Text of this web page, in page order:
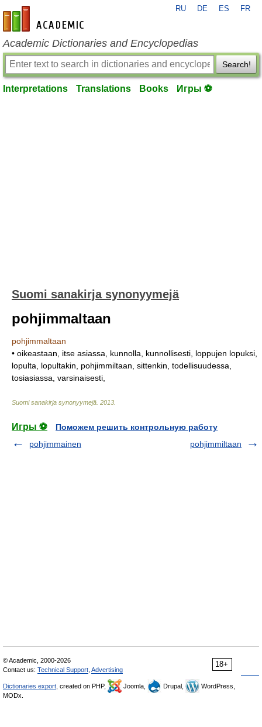
en-academic.com
RU DE ES FR
Academic Dictionaries and Encyclopedias
Search!
Interpretations Translations Books Игры ⚽
Suomi sanakirja synonyymejä
pohjimmaltaan
pohjimmaltaan
• oikeastaan, itse asiassa, kunnolla, kunnollisesti, loppujen lopuksi,
lopulta, lopultakin, pohjimmiltaan, sittenkin, todellisuudessa,
tosiasiassa, varsinaisesti,
Suomi sanakirja synonyymejä 2013
Игры ⚽
Поможем решить контрольную работу
pohjimmainen
pohjimmiltaan
18+
© Academic, 2000-2026
Contact us: Technical Support Advertising
Dictionaries export , created on PHP, Joomla, Drupal,
WordPress,
MODx.